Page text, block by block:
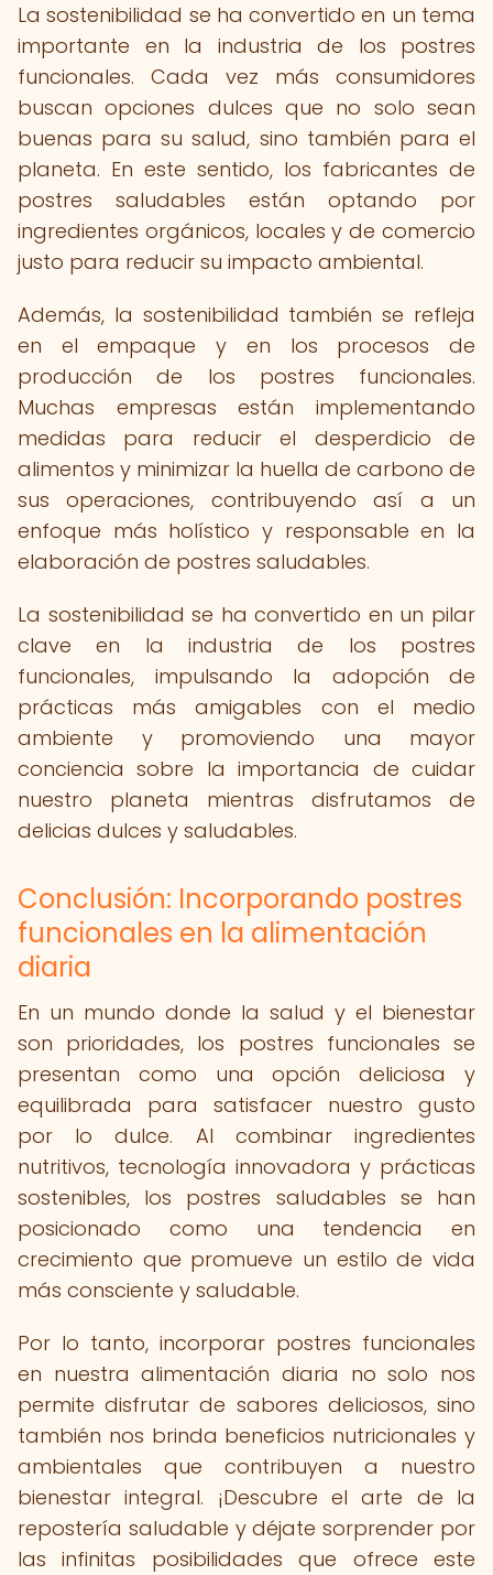
La sostenibilidad se ha convertido en un tema
importante en la industria de los postres
funcionales. Cada vez más consumidores
buscan opciones dulces que no solo sean
buenas para su salud, sino también para el
planeta. En este sentido, los fabricantes de
postres saludables están optando por
ingredientes orgánicos, locales y de comercio
justo para reducir su impacto ambiental.
Además, la sostenibilidad también se refleja
en el empaque y en los procesos de
producción de los postres funcionales.
Muchas empresas están implementando
medidas para reducir el desperdicio de
alimentos y minimizar la huella de carbono de
sus operaciones, contribuyendo así a un
enfoque más holístico y responsable en la
elaboración de postres saludables.
La sostenibilidad se ha convertido en un pilar
clave en la industria de los postres
funcionales, impulsando la adopción de
prácticas más amigables con el medio
ambiente y promoviendo una mayor
conciencia sobre la importancia de cuidar
nuestro planeta mientras disfrutamos de
delicias dulces y saludables.
Conclusión: Incorporando postres
funcionales en la alimentación
diaria
En un mundo donde la salud y el bienestar
son prioridades, los postres funcionales se
presentan como una opción deliciosa y
equilibrada para satisfacer nuestro gusto
por lo dulce. Al combinar ingredientes
nutritivos, tecnología innovadora y prácticas
sostenibles, los postres saludables se han
posicionado como una tendencia en
crecimiento que promueve un estilo de vida
más consciente y saludable.
Por lo tanto, incorporar postres funcionales
en nuestra alimentación diaria no solo nos
permite disfrutar de sabores deliciosos, sino
también nos brinda beneficios nutricionales y
ambientales que contribuyen a nuestro
bienestar integral. ¡Descubre el arte de la
repostería saludable y déjate sorprender por
las infinitas posibilidades que ofrece este